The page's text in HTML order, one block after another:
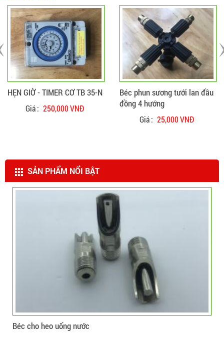
CHI TIẾT
HẸN GIỜ - TIMER CƠ TB 35-N
Giá : 250,000 VNĐ
CHI TIẾT
Béc phun sương tưới lan đầu
đồng 4 hướng
Giá : 25,000 VNĐ
ĐẶT HÀNG ĐẶT HÀNG
SẢN PHẨM NỔI BẬT
CHI TIẾT
Béc cho heo uống nước
ĐẶT HÀNG